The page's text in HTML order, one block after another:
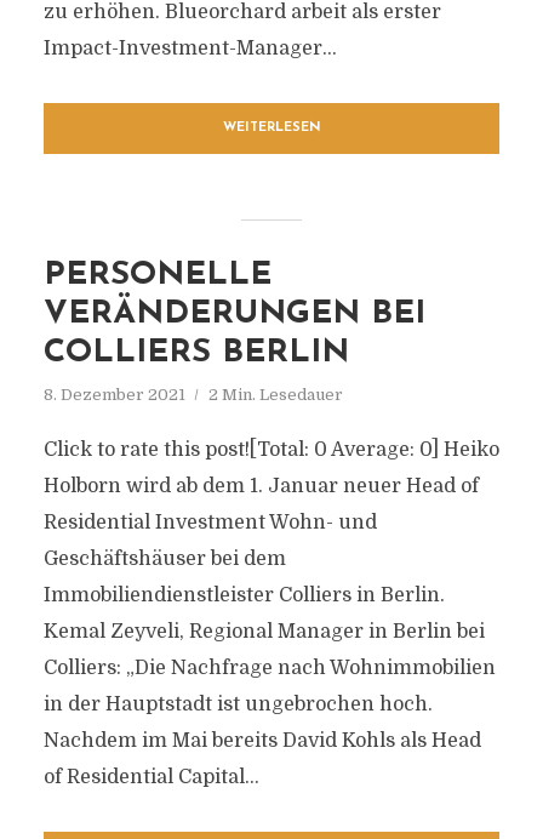
zu erhöhen. Blueorchard arbeit als erster
Impact-Investment-Manager...
WEITERLESEN
PERSONELLE
VERÄNDERUNGEN BEI
COLLIERS BERLIN
8. Dezember 2021 2 Min. Lesedauer
Click to rate this post![Total: 0 Average: 0] Heiko
Holborn wird ab dem 1. Januar neuer Head of
Residential Investment Wohn- und
Geschäftshäuser bei dem
Immobiliendienstleister Colliers in Berlin.
Kemal Zeyveli, Regional Manager in Berlin bei
Colliers: „Die Nachfrage nach Wohnimmobilien
in der Hauptstadt ist ungebrochen hoch.
Nachdem im Mai bereits David Kohls als Head
of Residential Capital...